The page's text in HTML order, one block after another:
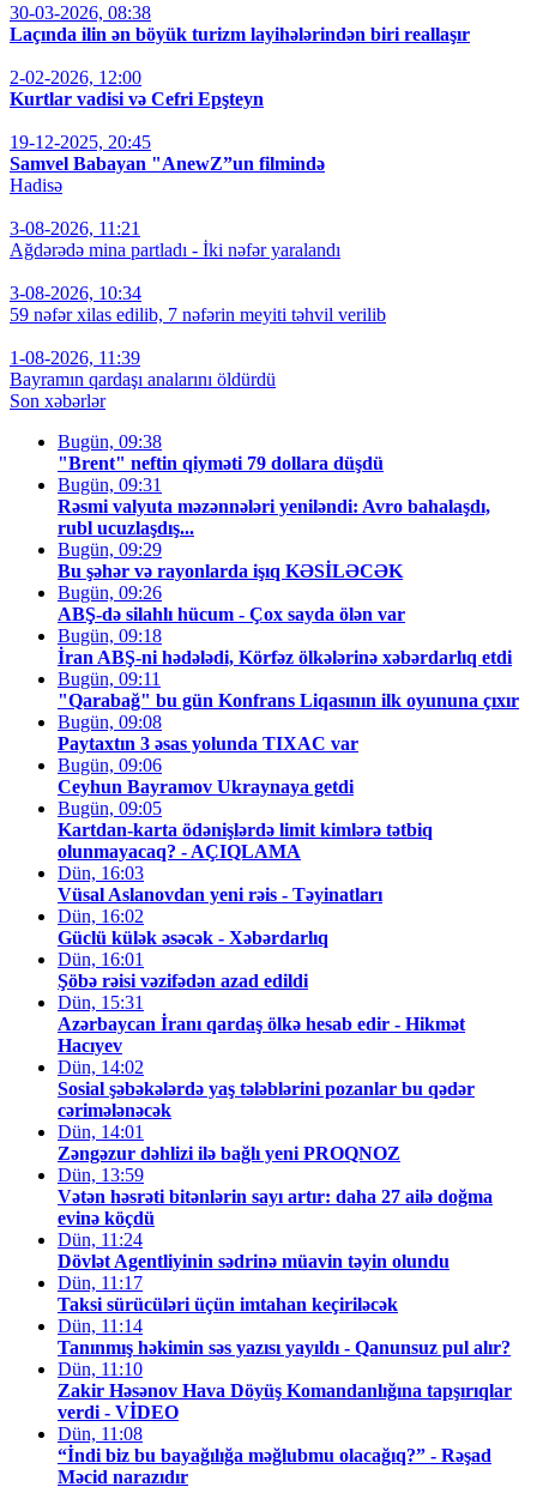
30-03-2026, 08:38
Laçında ilin ən böyük turizm layihələrindən biri reallaşır
2-02-2026, 12:00
Kurtlar vadisi və Cefri Epşteyn
19-12-2025, 20:45
Samvel Babayan "AnewZ”un filmində
Hadisə
3-08-2026, 11:21
Ağdərədə mina partladı - İki nəfər yaralandı
3-08-2026, 10:34
59 nəfər xilas edilib, 7 nəfərin meyiti təhvil verilib
1-08-2026, 11:39
Bayramın qardaşı analarını öldürdü
Son xəbərlər
Bugün, 09:38
"Brent" neftin qiyməti 79 dollara düşdü
Bugün, 09:31
Rəsmi valyuta məzənnələri yeniləndi: Avro bahalaşdı,
rubl ucuzlaşdış...
Bugün, 09:29
Bu şəhər və rayonlarda işıq KƏSİLƏCƏK
Bugün, 09:26
ABŞ-də silahlı hücum - Çox sayda ölən var
Bugün, 09:18
İran ABŞ-ni hədələdi, Körfəz ölkələrinə xəbərdarlıq etdi
Bugün, 09:11
"Qarabağ" bu gün Konfrans Liqasının ilk oyununa çıxır
Bugün, 09:08
Paytaxtın 3 əsas yolunda TIXAC var
Bugün, 09:06
Ceyhun Bayramov Ukraynaya getdi
Bugün, 09:05
Kartdan-karta ödənişlərdə limit kimlərə tətbiq
olunmayacaq? - AÇIQLAMA
Dün, 16:03
Vüsal Aslanovdan yeni rəis - Təyinatları
Dün, 16:02
Güclü külək əsəcək - Xəbərdarlıq
Dün, 16:01
Şöbə rəisi vəzifədən azad edildi
Dün, 15:31
Azərbaycan İranı qardaş ölkə hesab edir - Hikmət
Hacıyev
Dün, 14:02
Sosial şəbəkələrdə yaş tələblərini pozanlar bu qədər
cərimələnəcək
Dün, 14:01
Zəngəzur dəhlizi ilə bağlı yeni PROQNOZ
Dün, 13:59
Vətən həsrəti bitənlərin sayı artır: daha 27 ailə doğma
evinə köçdü
Dün, 11:24
Dövlət Agentliyinin sədrinə müavin təyin olundu
Dün, 11:17
Taksi sürücüləri üçün imtahan keçiriləcək
Dün, 11:14
Tanınmış həkimin səs yazısı yayıldı - Qanunsuz pul alır?
Dün, 11:10
Zakir Həsənov Hava Döyüş Komandanlığına tapşırıqlar
verdi - VİDEO
Dün, 11:08
“İndi biz bu bayağılığa məğlubmu olacağıq?” - Rəşad
Məcid narazıdır